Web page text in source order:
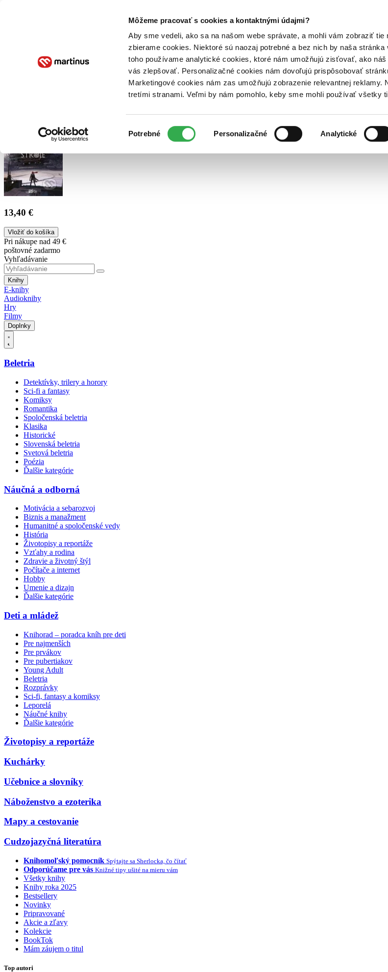
Môžeme pracovať s cookies a kontaktnými údajmi?
Aby sme vedeli, ako sa na našom webe správate, a mohli vám zobraziť tie
zbierame cookies. Niektoré sú naozaj potrebné a bez nich by naša stránka
toho používame analytické cookies, ktoré nám umožňujú zisťovať, ako náš
vás zlepšovať. Personalizačné cookies nám dovoľujú prispôsobovať
Marketingové cookies nám zas umožňujú zobrazenie relevantnej reklamy.
tretími stranami. Veľmi by nám pomohlo, keby sme mohli používať všetky
súhlasu
Potrebné Personalizačné Analytické
Poukážky Kontakt
13,40 €
Vložiť do košíka
Pri nákupe nad 49 €
poštovné zadarmo
Vyhľadávanie
Knihy
E-knihy
Audioknihy
Hry
Filmy
Doplnky
Beletria
Detektívky, trilery a horory
Sci-fi a fantasy
Komiksy
Romantika
Spoločenská beletria
Klasika
Historické
Slovenská beletria
Svetová beletria
Poézia
Ďalšie kategórie
Náučná a odborná
Motivácia a sebarozvoj
Biznis a manažment
Humanitné a spoločenské vedy
História
Životopisy a reportáže
Vzťahy a rodina
Zdravie a životný štýl
Počítače a internet
Hobby
Umenie a dizajn
Ďalšie kategórie
Deti a mládež
Knihorad – poradca kníh pre deti
Pre najmenších
Pre prvákov
Pre pubertiakov
Young Adult
Beletria
Rozprávky
Sci-fi, fantasy a komiksy
Leporelá
Náučné knihy
Ďalšie kategórie
Životopisy a reportáže
Kuchárky
Učebnice a slovníky
Náboženstvo a ezoterika
Mapy a cestovanie
Cudzojazyčná literatúra
Knihomoľský pomocník Spýtajte sa Sherlocka, čo čítať
Odporúčame pre vás Knižné tipy ušité na mieru vám
Všetky knihy
Knihy roka 2025
Bestsellery
Novinky
Pripravované
Akcie a zľavy
Kolekcie
BookTok
Mám záujem o titul
Top autori